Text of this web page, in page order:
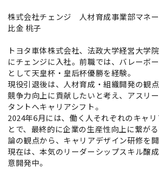
株式会社チェンジ 人材育成事業部マネ
比金 桃子
トヨタ車体株式会社、法政大学経営大学
にチェンジに入社。前職では、バレーボ
として天皇杯・皇后杯優勝を経験。
現役引退後は、人材育成・組織開発の観
競争力向上に貢献したいと考え、アスリ
タントへキャリアシフト。
2024年6月には、働く人それぞれのキャ
とで、最終的に企業の生産性向上に繋が
論の観点から、キャリアデザイン研修を開
現在は、本気のリーダーシップスキル醸
意開発中。